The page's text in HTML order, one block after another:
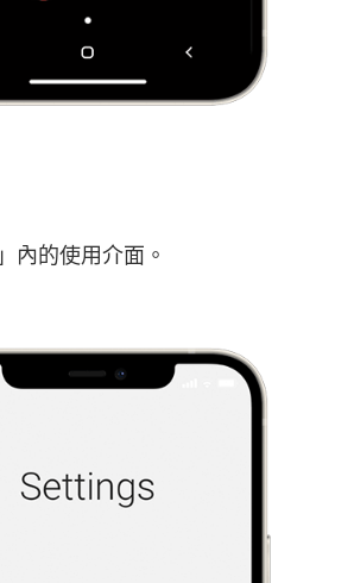
」內的使用介面。